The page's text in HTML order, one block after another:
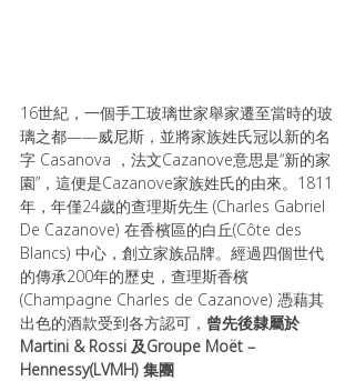
16世紀，一個手工玻璃世家舉家遷至當時的玻
璃之都——威尼斯，並將家族姓氏冠以新的名
字 Casanova ，法文Cazanove意思是“新的家
園”，這便是Cazanove家族姓氏的由來。1811
年，年僅24歲的查理斯先生 (Charles Gabriel
De Cazanove) 在香檳區的白丘(Côte des
Blancs) 中心，創立家族品牌。經過四個世代
的傳承200年的歷史，查理斯香檳
(Champagne Charles de Cazanove) 憑藉其
出色的酒款受到各方認可， 曾先後隸屬於
Martini & Rossi 及Groupe Moët –
Hennessy(LVMH) 集團